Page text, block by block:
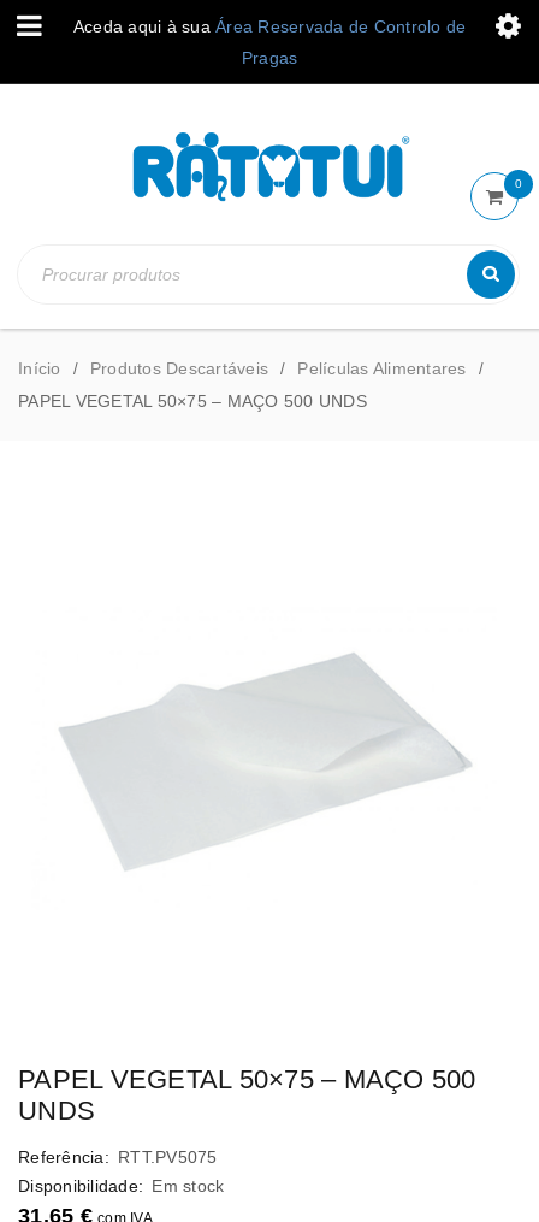
Aceda aqui à sua Área Reservada de Controlo de
Pragas
0
Início / Produtos Descartáveis / Películas Alimentares /
PAPEL VEGETAL 50×75 – MAÇO 500 UNDS
PAPEL VEGETAL 50×75 – MAÇO 500
UNDS
Referência: RTT.PV5075
Disponibilidade: Em stock
31,65 € com IVA